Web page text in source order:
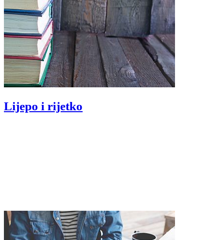
Lijepo i rijetko